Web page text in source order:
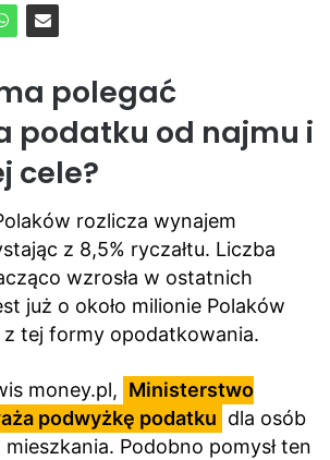
polegać
podatku od najmu i
cele?
rozlicza wynajem
z 8,5% ryczałtu. Liczba
wzrosła w ostatnich
już o około milionie Polaków
tej formy opodatkowania.
money.pl, Ministerstwo
podwyżkę podatku dla osób
Podobno pomysł ten